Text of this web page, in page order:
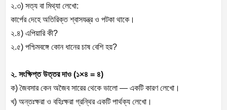
২.৩) সত্য বা মিথ্যা লেখো:
কার্পের দেহে অতিরিক্ত শ্বাসযন্ত্র ও পটকা থাকে।
২.৪) এপিয়ারি কী?
২.৫) পশ্চিমবঙ্গে কোন ধানের চাষ বেশি হয়?
২. সংক্ষিপ্ত উত্তর দাও (১×৪ = ৪)
ক) জৈবসার কেন অজৈব সারের থেকে ভালো — একটি কারণ লেখো।
খ) অন্তঃক্ষরা ও বহিঃক্ষরা গ্রন্থির একটি পার্থক্য লেখো।